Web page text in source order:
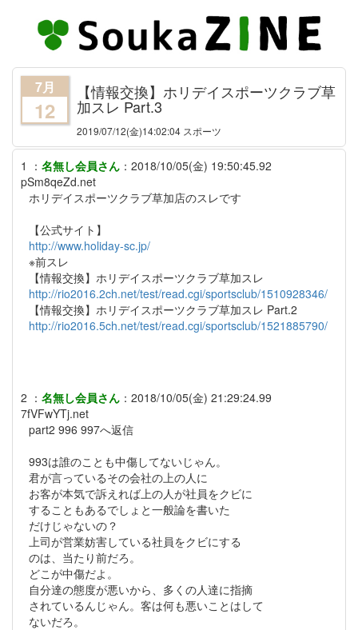
7月
12
【情報交換】ホリデイスポーツクラブ草
加スレ Part.3
2019/07/12(金)14:02:04 スポーツ
1 ： 名無し会員さん ： 2018/10/05(金) 19:50:45.92
pSm8qeZd.net
ホリデイスポーツクラブ草加店のスレです
【公式サイト】
http://www.holiday-sc.jp/
※前スレ
【情報交換】ホリデイスポーツクラブ草加スレ
http://rio2016.2ch.net/test/read.cgi/sportsclub/1510928346/
【情報交換】ホリデイスポーツクラブ草加スレ Part.2
http://rio2016.5ch.net/test/read.cgi/sportsclub/1521885790/
2 ： 名無し会員さん ： 2018/10/05(金) 21:29:24.99
7fVFwYTj.net
part2 996 997へ返信
993は誰のことも中傷してないじゃん。
君が言っているその会社の上の人に
お客が本気で訴えれば上の人が社員をクビに
することもあるでしょと一般論を書いた
だけじゃないの？
上司が営業妨害している社員をクビにする
のは、当たり前だろ。
どこが中傷だよ。
自分達の態度が悪いから、多くの人達に指摘
されているんじゃん。客は何も悪いことはして
ないだろ。